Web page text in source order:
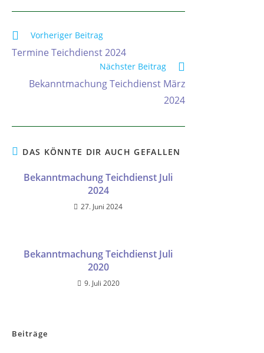
Vorheriger Beitrag
Termine Teichdienst 2024
Nächster Beitrag
Bekanntmachung Teichdienst März
2024
DAS KÖNNTE DIR AUCH GEFALLEN
Bekanntmachung Teichdienst Juli
2024
27. Juni 2024
Bekanntmachung Teichdienst Juli
2020
9. Juli 2020
Beiträge